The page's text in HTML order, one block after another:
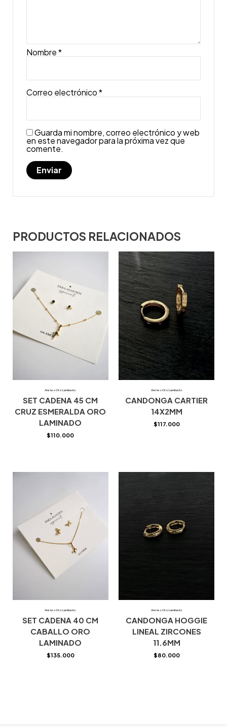
Nombre*
Correo electrónico*
Guarda mi nombre, correo electrónico y web
en este navegador para la próxima vez que
comente.
PRODUCTOS RELACIONADOS
Aretes Oro Laminado
SET CADENA 45 CM
CRUZ ESMERALDA ORO
LAMINADO
$110.000
Aretes Oro Laminado
CANDONGA CARTIER
14X2MM
$117.000
Aretes Oro Laminado
SET CADENA 40 CM
CABALLO ORO
LAMINADO
$135.000
Aretes Oro Laminado
CANDONGA HOGGIE
LINEAL ZIRCONES
11.6MM
$80.000